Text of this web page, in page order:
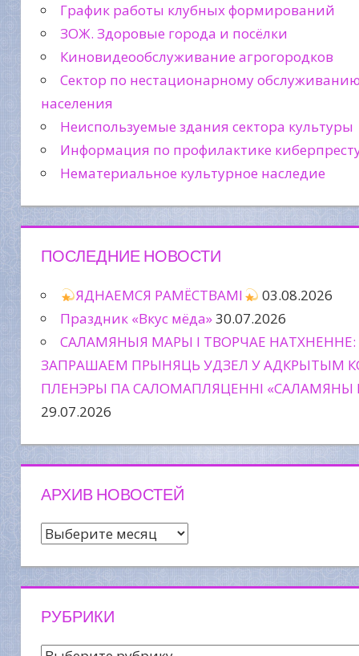
График работы клубных формирований
ЗОЖ. Здоровые города и посёлки
Киновидеообслуживание агрогородков
Сектор по нестационарному
населения
Неиспользуемые здания сектора культуры
Информация по профилактике
Нематериальное культурное наследие
ПОСЛЕДНИЕ НОВОСТИ
ЯДНАЕМСЯ РАМЁСТВАМІ
03.08.2026
Праздник «Вкус мёда»30.07.2026
САЛАМЯНЫЯ МАРЫ І ТВОРЧАЕ НАТХНЕННЕ:
ЗАПРАШАЕМ ПРЫНЯЦЬ УДЗЕЛ У АДКРЫТЫМ
ПЛЕНЭРЫ ПА САЛОМАПЛЯЦЕННІ «САЛАМЯНЫ
29.07.2026
АРХИВ НОВОСТЕЙ
Архив
РУБРИКИ